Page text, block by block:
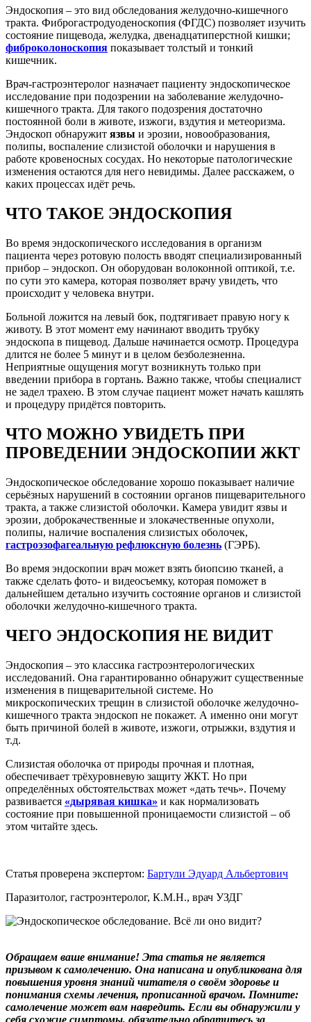
Эндоскопия – это вид обследования желудочно-кишечного
тракта. Фиброгастродуоденоскопия (ФГДС) позволяет изучить
состояние пищевода, желудка, двенадцатиперстной кишки;
фиброколоноскопия показывает толстый и тонкий
кишечник.
Врач-гастроэнтеролог назначает пациенту эндоскопическое
исследование при подозрении на заболевание желудочно-
кишечного тракта. Для такого подозрения достаточно
постоянной боли в животе, изжоги, вздутия и метеоризма.
Эндоскоп обнаружит язвы и эрозии, новообразования,
полипы, воспаление слизистой оболочки и нарушения в
работе кровеносных сосудах. Но некоторые патологические
изменения остаются для него невидимы. Далее расскажем, о
каких процессах идёт речь.
ЧТО ТАКОЕ ЭНДОСКОПИЯ
Во время эндоскопического исследования в организм
пациента через ротовую полость вводят специализированный
прибор – эндоскоп. Он оборудован волоконной оптикой, т.е.
по сути это камера, которая позволяет врачу увидеть, что
происходит у человека внутри.
Больной ложится на левый бок, подтягивает правую ногу к
животу. В этот момент ему начинают вводить трубку
эндоскопа в пищевод. Дальше начинается осмотр. Процедура
длится не более 5 минут и в целом безболезненна.
Неприятные ощущения могут возникнуть только при
введении прибора в гортань. Важно также, чтобы специалист
не задел трахею. В этом случае пациент может начать кашлять
и процедуру придётся повторить.
ЧТО МОЖНО УВИДЕТЬ ПРИ
ПРОВЕДЕНИИ ЭНДОСКОПИИ ЖКТ
Эндоскопическое обследование хорошо показывает наличие
серьёзных нарушений в состоянии органов пищеварительного
тракта, а также слизистой оболочки. Камера увидит язвы и
эрозии, доброкачественные и злокачественные опухоли,
полипы, наличие воспаления слизистых оболочек,
гастроэзофагеальную рефлюксную болезнь (ГЭРБ).
Во время эндоскопии врач может взять биопсию тканей, а
также сделать фото- и видеосъемку, которая поможет в
дальнейшем детально изучить состояние органов и слизистой
оболочки желудочно-кишечного тракта.
ЧЕГО ЭНДОСКОПИЯ НЕ ВИДИТ
Эндоскопия – это классика гастроэнтерологических
исследований. Она гарантированно обнаружит существенные
изменения в пищеварительной системе. Но
микроскопических трещин в слизистой оболочке желудочно-
кишечного тракта эндоскоп не покажет. А именно они могут
быть причиной болей в животе, изжоги, отрыжки, вздутия и
т.д.
Слизистая оболочка от природы прочная и плотная,
обеспечивает трёхуровневую защиту ЖКТ. Но при
определённых обстоятельствах может «дать течь». Почему
развивается «дырявая кишка» и как нормализовать
состояние при повышенной проницаемости слизистой – об
этом читайте здесь.
Статья проверена экспертом: Бартули Эдуард Альбертович
Паразитолог, гастроэнтеролог, К.М.Н., врач УЗДГ
Обращаем ваше внимание! Эта статья не является
призывом к самолечению. Она написана и опубликована для
повышения уровня знаний читателя о своём здоровье и
понимания схемы лечения, прописанной врачом. Помните:
самолечение может вам навредить. Если вы обнаружили у
себя схожие симптомы, обязательно обратитесь за